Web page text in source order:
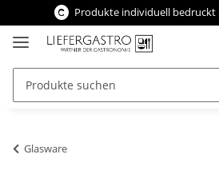
Produkte individuell bedruckt
Glasware